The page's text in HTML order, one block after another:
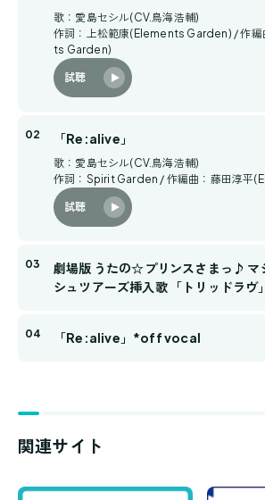
歌：愛島セシル(CV.鳥海浩輔)
作詞：上松範康(Elements Garden) / 作編
ts Garden)
試聴
「Re:alive」
歌：愛島セシル(CV.鳥海浩輔)
作詞：Spirit Garden / 作編曲：藤田淳平
試聴
劇場版 うたの☆プリンスさまっ♪ マ
シュツアーズ挿入歌 「トリッドラ
「Re:alive」*off vocal
関連サイト